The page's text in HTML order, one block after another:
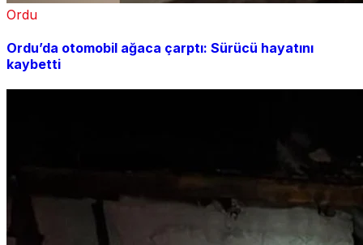
Ordu
Ordu’da otomobil ağaca çarptı: Sürücü hayatını
kaybetti